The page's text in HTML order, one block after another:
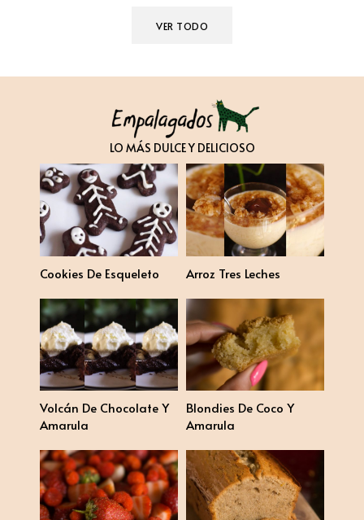
VER TODO
LO MÁS DULCE Y DELICIOSO
Cookies De Esqueleto Arroz Tres Leches
Volcán De Chocolate Y
Amarula
Blondies De Coco Y
Amarula